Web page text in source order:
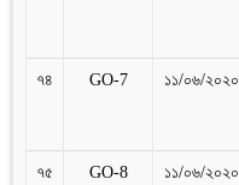
৭৪ GO-7 ১১/০৬/২০২০
৭৫ GO-8 ১১/০৬/২০২০